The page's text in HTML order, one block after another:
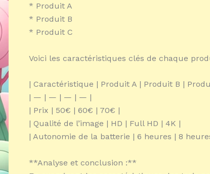
* Produit A
* Produit B
* Produit C
Voici les caractéristiques clés de chaque
| Caractéristique | Produit A | Produit B |
| — | — | — | — |
| Prix | 50€ | 60€ | 70€ |
| Qualité de l’image | HD | Full HD | 4K |
| Autonomie de la batterie | 6 heures | 8
**Analyse et conclusion :**